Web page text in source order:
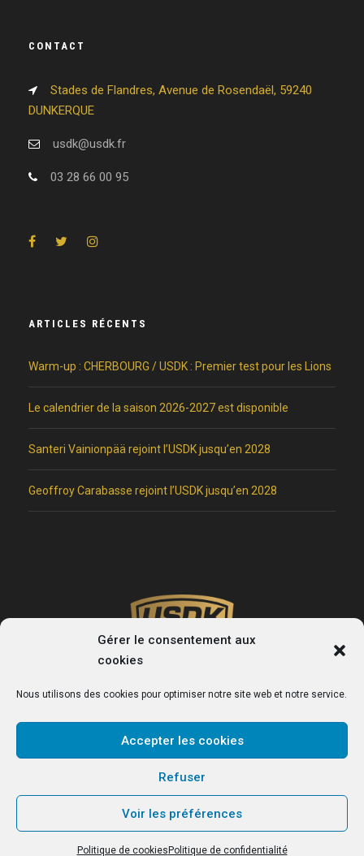
Gérer le consentement aux
cookies
Nous utilisons des cookies pour optimiser notre site web et notre service.
Accepter les cookies
Refuser
Voir les préférences
Politique de cookies Politique de confidentialité
CONTACT
Stades de Flandres, Avenue de Rosendaël, 59240
DUNKERQUE
usdk@usdk.fr
03 28 66 00 95
ARTICLES RÉCENTS
Warm-up : CHERBOURG / USDK : Premier test pour les Lions
Le calendrier de la saison 2026-2027 est disponible
Santeri Vainionpää rejoint l’USDK jusqu’en 2028
Geoffroy Carabasse rejoint l’USDK jusqu’en 2028
USDK